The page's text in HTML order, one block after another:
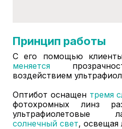
Принцип работы
С его помощью
меняется
воздействием
Оптибот оснащен тремя
фотохромных линз
ультрафиолетовые
солнечный свет, освещая